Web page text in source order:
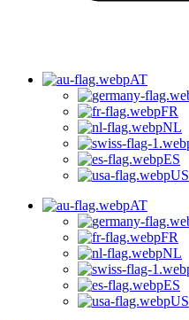
AT
FR
NL
ES
US
AT
FR
NL
ES
US